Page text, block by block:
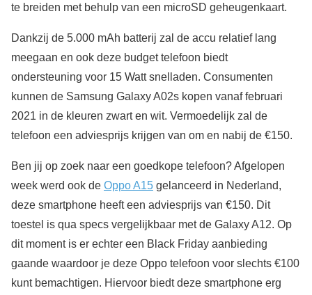
te breiden met behulp van een microSD geheugenkaart.
Dankzij de 5.000 mAh batterij zal de accu relatief lang
meegaan en ook deze budget telefoon biedt
ondersteuning voor 15 Watt snelladen. Consumenten
kunnen de Samsung Galaxy A02s kopen vanaf februari
2021 in de kleuren zwart en wit. Vermoedelijk zal de
telefoon een adviesprijs krijgen van om en nabij de €150.
Ben jij op zoek naar een goedkope telefoon? Afgelopen
week werd ook de Oppo A15 gelanceerd in Nederland,
deze smartphone heeft een adviesprijs van €150. Dit
toestel is qua specs vergelijkbaar met de Galaxy A12. Op
dit moment is er echter een Black Friday aanbieding
gaande waardoor je deze Oppo telefoon voor slechts €100
kunt bemachtigen. Hiervoor biedt deze smartphone erg